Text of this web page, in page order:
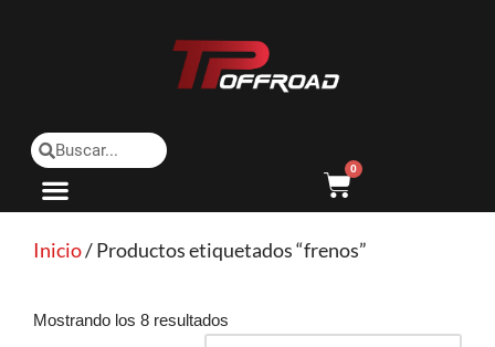
0
Inicio/ Productos etiquetados “frenos”
Mostrando los 8 resultados